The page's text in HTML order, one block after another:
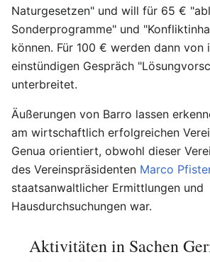
Naturgesetzen" und will für 65 €
Sonderprogramme" und
können. Für 100 € werden dann von
einstündigen Gespräch
unterbreitet.
Äußerungen von Barro lassen
am wirtschaftlich erfolgreichen
Genua orientiert, obwohl dieser
des Vereinspräsidenten Marco
staatsanwaltlicher Ermittlungen und
Hausdurchsuchungen war.
Aktivitäten in Sachen